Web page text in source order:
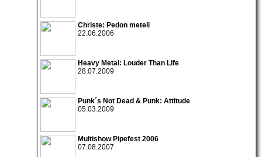
Christe: Pedon meteli
22.06.2006
Heavy Metal: Louder Than Life
28.07.2009
Punk´s Not Dead & Punk: Attitude
05.03.2009
Multishow Pipefest 2006
07.08.2007